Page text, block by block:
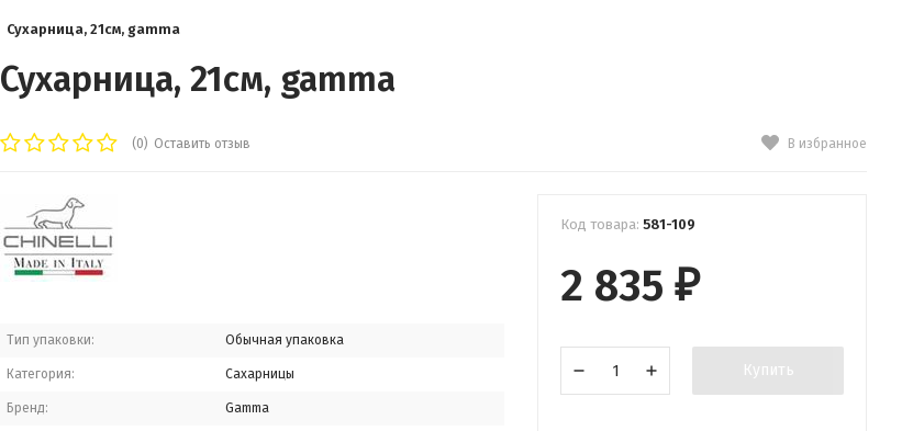
Сухарница, 21см, gamma
Сухарница, 21см, gamma
(0) Оставить отзыв В избранное
Тип упаковки: Обычная упаковка
Категория: Сахарницы
Бренд: Gamma
Код товара: 581-109
2 835 ₽
Купить